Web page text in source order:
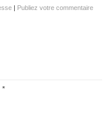
Publiez votre commentaire
*